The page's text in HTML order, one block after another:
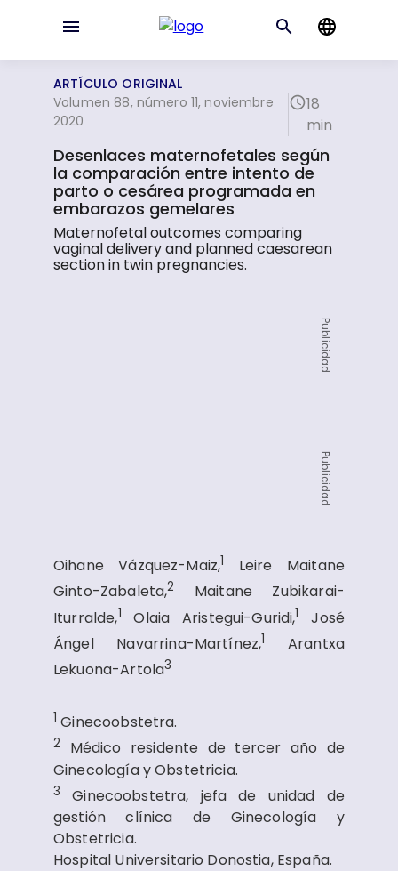
ARTÍCULO ORIGINAL
Volumen 88, número 11, noviembre
2020
18
min
Desenlaces maternofetales según
la comparación entre intento de
parto o cesárea programada en
embarazos gemelares
Maternofetal outcomes comparing
vaginal delivery and planned caesarean
section in twin pregnancies.
Publicidad
Publicidad
Oihane Vázquez-Maiz,1 Leire Maitane
Ginto-Zabaleta,2 Maitane Zubikarai-
Iturralde,1Olaia Aristegui-Guridi,1 José
Ángel Navarrina-Martínez,1 Arantxa
Lekuona-Artola3
1Ginecoobstetra.
2 Médico residente de tercer año de
Ginecología y Obstetricia.
3Ginecoobstetra, jefa de unidad de
gestión clínica de Ginecología y
Obstetricia.
Hospital Universitario Donostia, España.